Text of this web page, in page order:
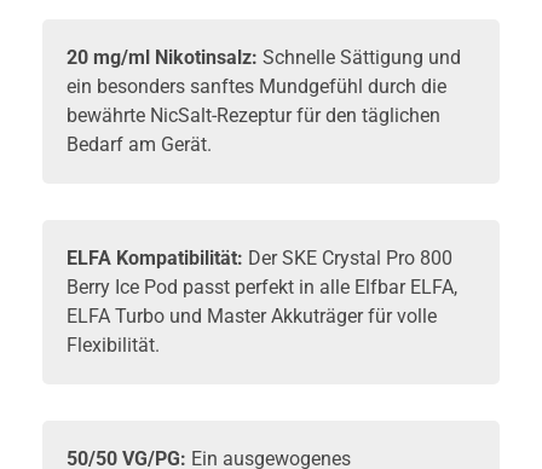
20 mg/ml Nikotinsalz: Schnelle Sättigung und
ein besonders sanftes Mundgefühl durch die
bewährte NicSalt-Rezeptur für den täglichen
Bedarf am Gerät.
ELFA Kompatibilität: Der SKE Crystal Pro 800
Berry Ice Pod passt perfekt in alle ElfbarELFA,
ELFA Turbo und Master Akkuträger für volle
Flexibilität.
50/50 VG/PG: Ein ausgewogenes